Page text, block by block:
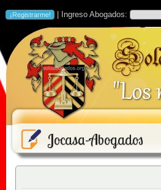
| Ingreso Abogados:
Jocasa-Abogados